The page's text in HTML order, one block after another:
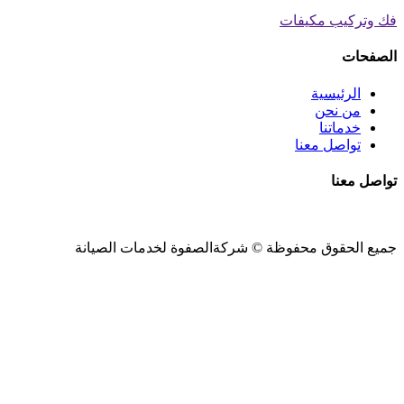
فك وتركيب مكيفات
الصفحات
الرئيسية
من نحن
خدماتنا
تواصل معنا
تواصل معنا
جميع الحقوق محفوظة © شركةالصفوة لخدمات الصيانة